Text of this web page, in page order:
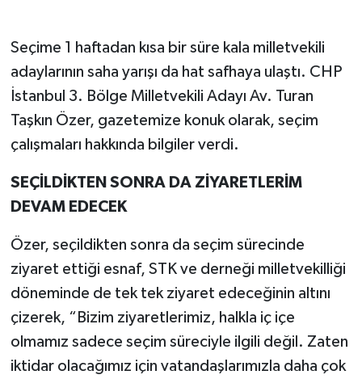
Seçime 1 haftadan kısa bir süre kala milletvekili
adaylarının saha yarışı da hat safhaya ulaştı. CHP
İstanbul 3. Bölge Milletvekili Adayı Av. Turan
Taşkın Özer, gazetemize konuk olarak, seçim
çalışmaları hakkında bilgiler verdi.
SEÇİLDİKTEN SONRA DA ZİYARETLERİM
DEVAM EDECEK
Özer, seçildikten sonra da seçim sürecinde
ziyaret ettiği esnaf, STK ve derneği milletvekilliği
döneminde de tek tek ziyaret edeceğinin altını
çizerek, “Bizim ziyaretlerimiz, halkla iç içe
olmamız sadece seçim süreciyle ilgili değil. Zaten
iktidar olacağımız için vatandaşlarımızla daha çok